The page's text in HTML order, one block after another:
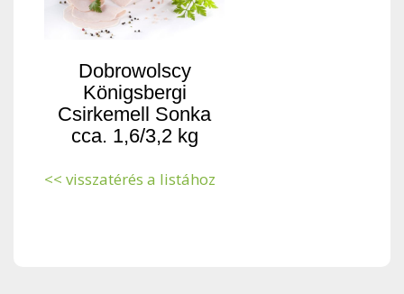
Dobrowolscy
Königsbergi
Csirkemell Sonka
cca. 1,6/3,2 kg
<< visszatérés a listához